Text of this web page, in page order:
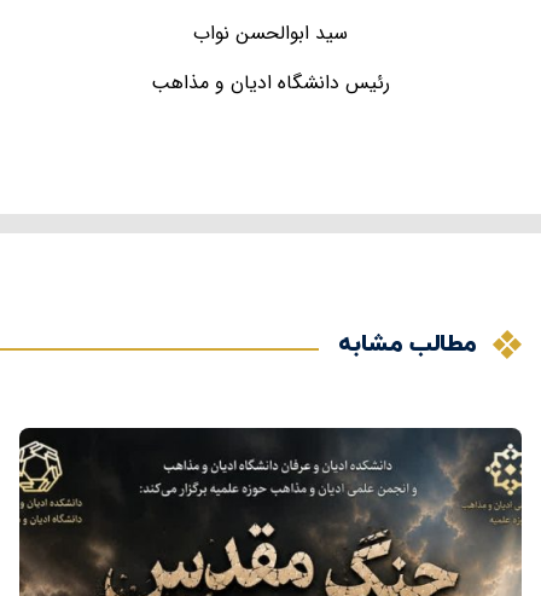
سید ابوالحسن نواب
رئیس دانشگاه ادیان و مذاهب
مطالب مشابه